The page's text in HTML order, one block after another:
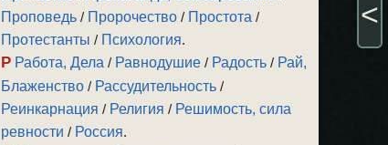
Проповедь / Пророчество / Простота /
Протестанты / Психология.
Р Работа, Дела / Равнодушие / Радость / Рай,
Блаженство / Рассудительность /
Реинкарнация / Религия / Решимость, сила
ревности / Россия.
<